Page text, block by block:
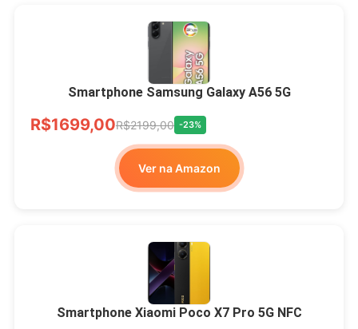
Smartphone Samsung Galaxy A56 5G
R$1699,00R$2199,00 -23%
Ver na Amazon
Smartphone Xiaomi Poco X7 Pro 5G NFC